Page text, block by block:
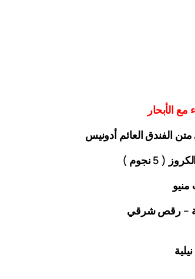
الأبحار
الفندق العائم أدونيس
5 نجوم )
– رقص شرقي